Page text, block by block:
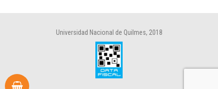
Universidad Nacional de Quilmes, 2018